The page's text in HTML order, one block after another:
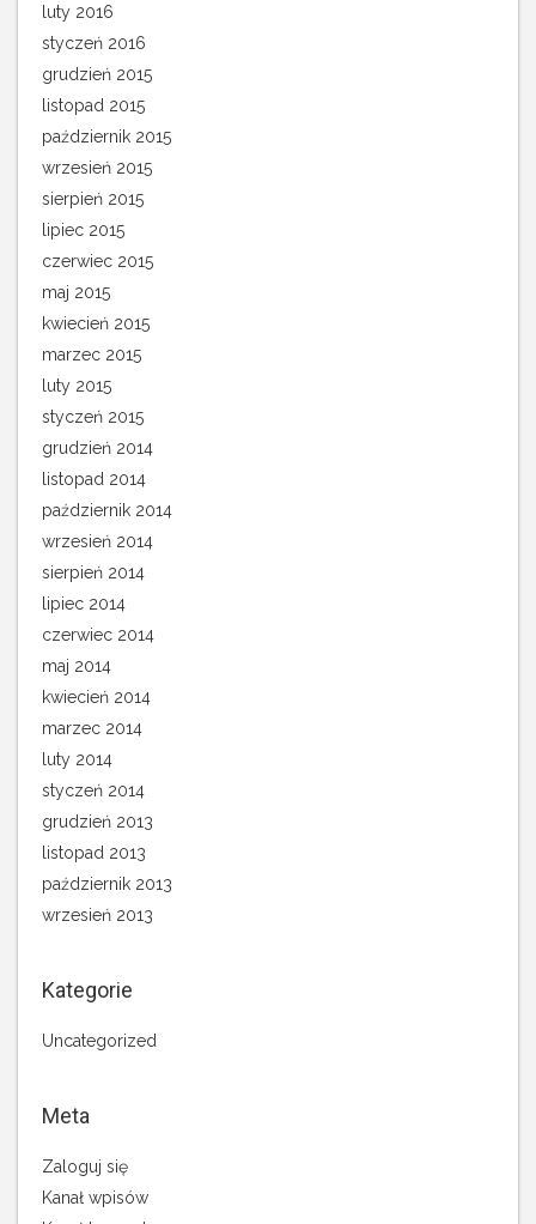
luty 2016
styczeń 2016
grudzień 2015
listopad 2015
październik 2015
wrzesień 2015
sierpień 2015
lipiec 2015
czerwiec 2015
maj 2015
kwiecień 2015
marzec 2015
luty 2015
styczeń 2015
grudzień 2014
listopad 2014
październik 2014
wrzesień 2014
sierpień 2014
lipiec 2014
czerwiec 2014
maj 2014
kwiecień 2014
marzec 2014
luty 2014
styczeń 2014
grudzień 2013
listopad 2013
październik 2013
wrzesień 2013
Kategorie
Uncategorized
Meta
Zaloguj się
Kanał wpisów